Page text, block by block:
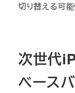
切り替える可能
次世代
ベース